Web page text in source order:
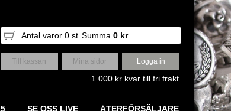
Antal varor 0 st Summa 0 kr
Till kassan Mina sidor Logga in
1.000 kr kvar till fri frakt.
SE OSS LIVE ÅTERFÖRSÄLJARE